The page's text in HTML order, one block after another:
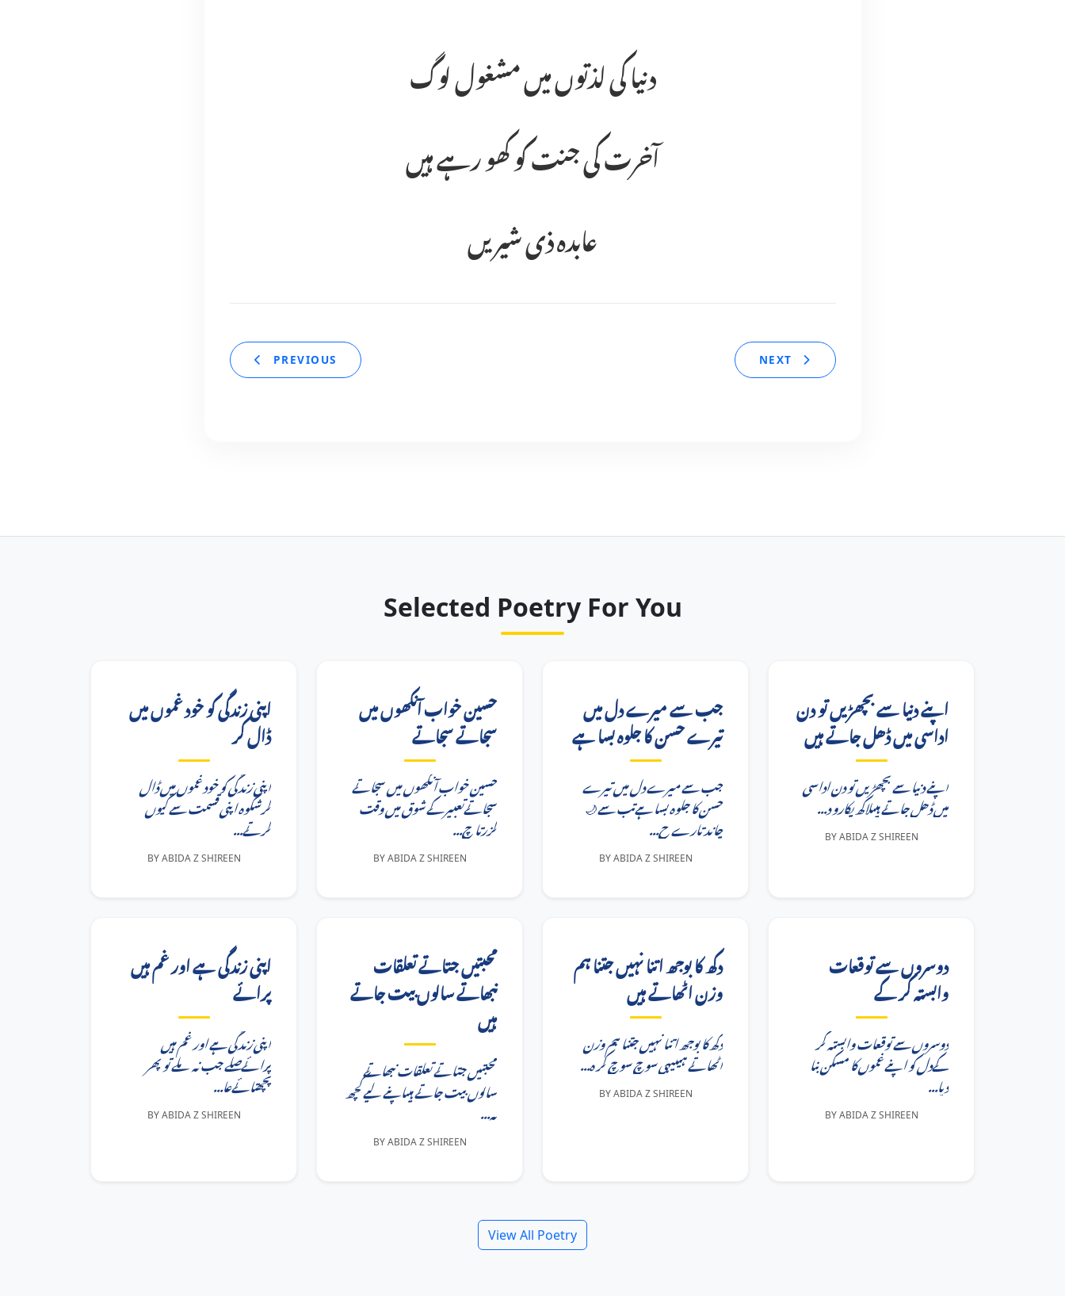
دنیا کی لذتوں میں مشغول لوگ
آخرت کی جنت کو کھو رہے ہیں
عابدہ ذی شیریں
PREVIOUS NEXT
Selected Poetry For You
اپنی زندگی کو خود غموں میں
ڈال کر
اپنی زندگی کو خود غموں میں ڈال
کرشکوہ اپنی قسمت سے کیوں
کرتے...
BY ABIDA Z SHIREEN
حسین خواب آنکھوں میں
سجاتے سجاتے
حسین خواب آنکھوں میں سجاتے
سجاتےتعبیر کے شوق میں وقت
گزرتا چ...
BY ABIDA Z SHIREEN
جب سے میرے دل میں
تیرے حسن کا جلوہ بسا ہے
جب سے میرے دل میں تیرے
حسن کا جلوہ بسا ہےتب سے 🌙
چاند تارے ح...
BY ABIDA Z SHIREEN
اپنے دنیا سے بچھڑیں تو دن
اداسی میں ڈھل جاتے ہیں
اپنے دنیا سے بچھڑیں تو دن اداسی
میں ڈھل جاتے ہیںلاکھ پکارو د...
BY ABIDA Z SHIREEN
اپنی زندگی ہے اور غم ہیں
پرائے
اپنی زندگی ہے اور غم ہیں
پرائےصلے جب نہ ملے تو پھر
پچھتائےعا...
BY ABIDA Z SHIREEN
محبتیں جتاتے تعلقات
نبھاتے سالوں بیت جاتے
ہیں
محبتیں جتاتے تعلقات نبھاتے
سالوں بیت جاتے ہیںاپنے لیے کچھ
نہ...
BY ABIDA Z SHIREEN
دکھ کا بوجھ اتنا نہیں جتنا ہم
وزن اٹھاتے ہیں
دکھ کا بوجھ اتنا نہیں جتنا ہم وزن
اٹھاتے ہیںیہی سوچ سوچ کر ہ...
BY ABIDA Z SHIREEN
دوسروں سے توقعات
وابستہ کر کے
دوسروں سے توقعات وابستہ کر
کےدل کو اپنے غموں کا مسکن بنا
دیا...
BY ABIDA Z SHIREEN
View All Poetry